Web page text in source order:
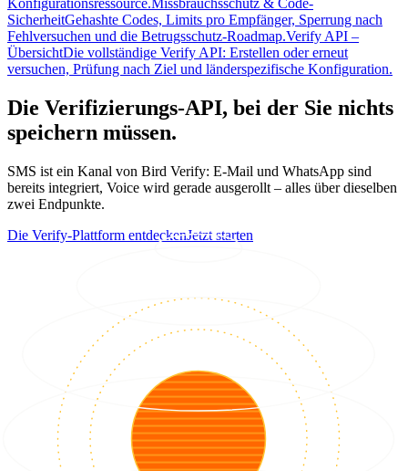
Konfigurationsressource. Missbrauchsschutz & Code-
SicherheitGehashte Codes, Limits pro Empfänger, Sperrung nach
Fehlversuchen und die Betrugsschutz-Roadmap.Verify API –
ÜbersichtDie vollständige Verify API: Erstellen oder erneut
versuchen, Prüfung nach Ziel und länderspezifische Konfiguration.
Die Verifizierungs-API, bei der Sie nichts
speichern müssen.
SMS ist ein Kanal von Bird Verify: E-Mail und WhatsApp sind
bereits integriert, Voice wird gerade ausgerollt – alles über dieselben
zwei Endpunkte.
Die Verify-Plattform entdeckenJetzt starten